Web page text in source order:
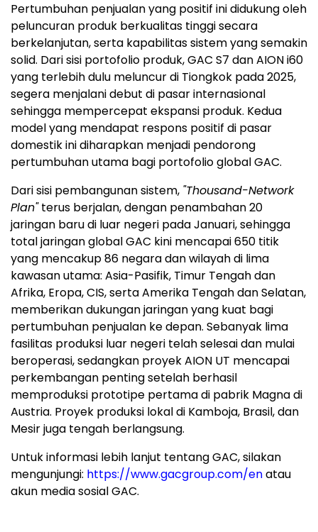
Pertumbuhan penjualan yang positif ini didukung oleh
peluncuran produk berkualitas tinggi secara
berkelanjutan, serta kapabilitas sistem yang semakin
solid. Dari sisi portofolio produk, GAC S7 dan AION i60
yang terlebih dulu meluncur di Tiongkok pada 2025,
segera menjalani debut di pasar internasional
sehingga mempercepat ekspansi produk. Kedua
model yang mendapat respons positif di pasar
domestik ini diharapkan menjadi pendorong
pertumbuhan utama bagi portofolio global GAC.
Dari sisi pembangunan sistem, "Thousand-Network
Plan"terus berjalan, dengan penambahan 20
jaringan baru di luar negeri pada Januari, sehingga
total jaringan global GAC kini mencapai 650 titik
yang mencakup 86 negara dan wilayah di lima
kawasan utama: Asia-Pasifik, Timur Tengah dan
Afrika, Eropa, CIS, serta Amerika Tengah dan Selatan,
memberikan dukungan jaringan yang kuat bagi
pertumbuhan penjualan ke depan. Sebanyak lima
fasilitas produksi luar negeri telah selesai dan mulai
beroperasi, sedangkan proyek AION UT mencapai
perkembangan penting setelah berhasil
memproduksi prototipe pertama di pabrik Magna di
Austria. Proyek produksi lokal di Kamboja, Brasil, dan
Mesir juga tengah berlangsung.
Untuk informasi lebih lanjut tentang GAC, silakan
mengunjungi: https://www.gacgroup.com/enatau
akun media sosial GAC.